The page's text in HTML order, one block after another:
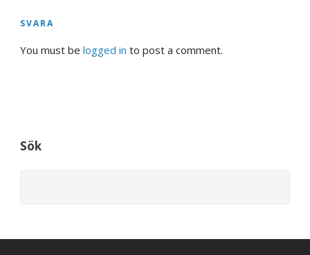
SVARA
You must be logged in to post a comment.
Sök